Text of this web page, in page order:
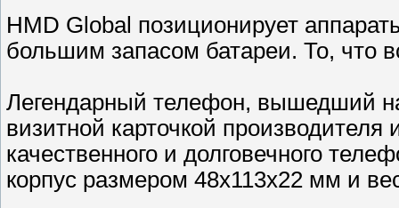
HMD Global позиционирует
большим запасом батареи. То, что
Легендарный телефон, вышедший
визитной карточкой
качественного и долговечного
корпус размером 48x113x22 мм и